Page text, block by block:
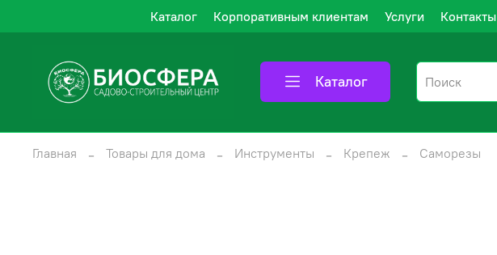
Каталог Корпоративным клиентам Услуги Контакты
Каталог
Главная Товары для дома Инструменты Крепеж
Саморезы